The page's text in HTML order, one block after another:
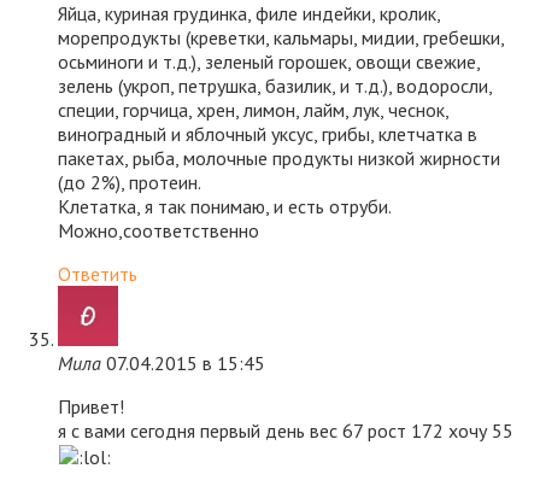
Яйца, куриная грудинка, филе индейки, кролик,
морепродукты (креветки, кальмары, мидии, гребешки,
осьминоги и т.д.), зеленый горошек, овощи свежие,
зелень (укроп, петрушка, базилик, и т.д.), водоросли,
специи, горчица, хрен, лимон, лайм, лук, чеснок,
виноградный и яблочный уксус, грибы, клетчатка в
пакетах, рыба, молочные продукты низкой жирности
(до 2%), протеин.
Клетатка, я так понимаю, и есть отруби.
Можно,соответственно
Ответить
Мила 07.04.2015 в 15:45
Привет!
я с вами сегодня первый день вес 67 рост 172 хочу 55